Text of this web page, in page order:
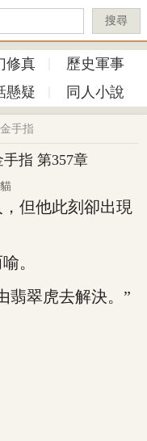
搜尋
修真
歷史軍事
懸疑 同人小說
手指
指 第357章
但他此刻卻出現
。
翠虎去解決。”